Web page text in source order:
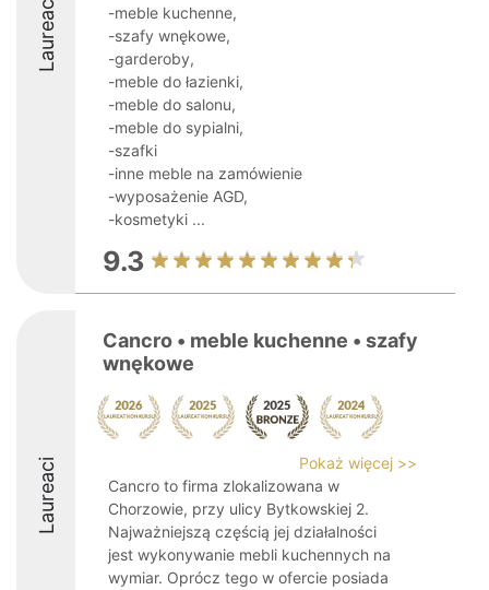
Laureaci
-meble kuchenne,
-szafy wnękowe,
-garderoby,
-meble do łazienki,
-meble do salonu,
-meble do sypialni,
-szafki
-inne meble na zamówienie
-wyposażenie AGD,
-kosmetyki ...
9.3
Laureaci
Cancro • meble kuchenne • szafy
wnękowe
Pokaż więcej >>
Cancro to firma zlokalizowana w
Chorzowie, przy ulicy Bytkowskiej 2.
Najważniejszą częścią jej działalności
jest wykonywanie mebli kuchennych na
wymiar. Oprócz tego w ofercie posiada